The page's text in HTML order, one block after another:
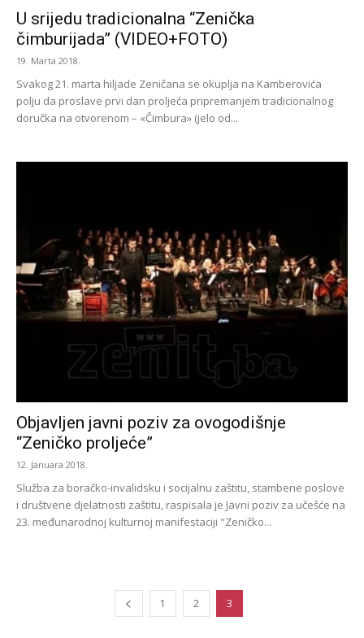
U srijedu tradicionalna “Zenička
čimburijada” (VIDEO+FOTO)
19. Marta 2018.
Svakog 21. marta hiljade Zeničana se okuplja na Kamberovića
polju da proslave prvi dan proljeća pripremanjem tradicionalnog
doručka na otvorenom – «Čimbura» (jelo od...
Objavljen javni poziv za ovogodišnje
“Zeničko proljeće”
12. Januara 2018.
Služba za boračko-invalidsku i socijalnu zaštitu, stambene poslove
i društvene djelatnosti zaštitu, raspisala je Javni poziv za učešće na
23. međunarodnoj kulturnoj manifestaciji "Zeničko...
1 2 3